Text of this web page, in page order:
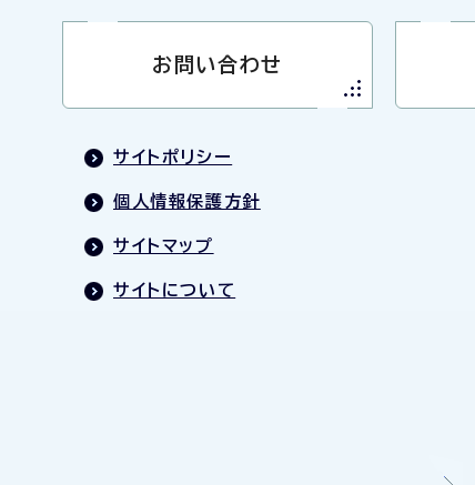
お問い合わせ
サイトポリシー
個人情報保護方針
サイトマップ
サイトについて